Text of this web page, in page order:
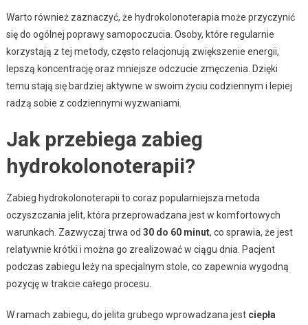
Warto również zaznaczyć, że hydrokolonoterapia może przyczynić
się do ogólnej poprawy samopoczucia. Osoby, które regularnie
korzystają z tej metody, często relacjonują zwiększenie energii,
lepszą koncentrację oraz mniejsze odczucie zmęczenia. Dzięki
temu stają się bardziej aktywne w swoim życiu codziennym i lepiej
radzą sobie z codziennymi wyzwaniami.
Jak przebiega zabieg
hydrokolonoterapii?
Zabieg hydrokolonoterapii to coraz popularniejsza metoda
oczyszczania jelit, która przeprowadzana jest w komfortowych
warunkach. Zazwyczaj trwa od 30 do 60 minut, co sprawia, że jest
relatywnie krótki i można go zrealizować w ciągu dnia. Pacjent
podczas zabiegu leży na specjalnym stole, co zapewnia wygodną
pozycję w trakcie całego procesu.
W ramach zabiegu, do jelita grubego wprowadzana jest ciepła